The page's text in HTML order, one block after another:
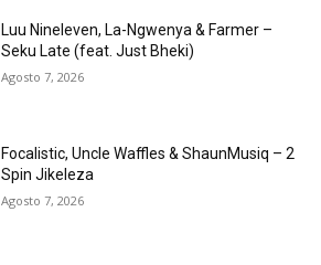
Luu Nineleven, La-Ngwenya & Farmer –
Seku Late (feat. Just Bheki)
Agosto 7, 2026
Focalistic, Uncle Waffles & ShaunMusiq – 2
Spin Jikeleza
Agosto 7, 2026